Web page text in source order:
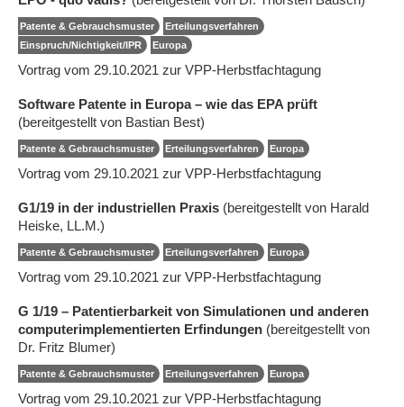
Patente & Gebrauchsmuster
Erteilungsverfahren
Einspruch/Nichtigkeit/IPR
Europa
Vortrag vom 29.10.2021 zur VPP-Herbstfachtagung
Software Patente in Europa – wie das EPA prüft
(bereitgestellt von Bastian Best)
Patente & Gebrauchsmuster Erteilungsverfahren Europa
Vortrag vom 29.10.2021 zur VPP-Herbstfachtagung
G1/19 in der industriellen Praxis (bereitgestellt von Harald
Heiske, LL.M.)
Patente & Gebrauchsmuster Erteilungsverfahren Europa
Vortrag vom 29.10.2021 zur VPP-Herbstfachtagung
G 1/19 – Patentierbarkeit von Simulationen und anderen
computerimplementierten Erfindungen (bereitgestellt von
Dr. Fritz Blumer)
Patente & Gebrauchsmuster Erteilungsverfahren Europa
Vortrag vom 29.10.2021 zur VPP-Herbstfachtagung